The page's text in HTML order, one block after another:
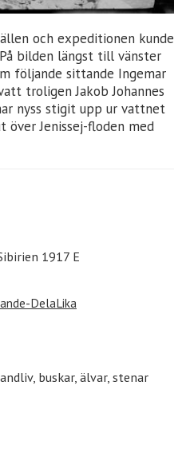
och expeditionen kunde
bilden längst till vänster
följande sittande Ingemar
troligen Jakob Johannes
nyss stigit upp ur vattnet
Jenissej-floden med
1917 E
DelaLika
buskar, älvar, stenar